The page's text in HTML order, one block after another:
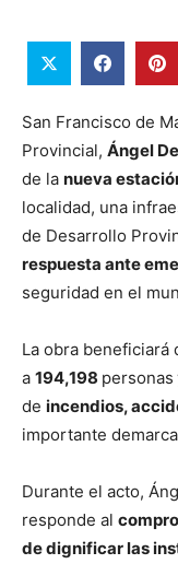
San Francisco de
Provincial, Ángel
de la nueva
localidad, una
de Desarrollo
respuesta ante
seguridad en el
La obra beneficiará
a 194,198 personas
de incendios,
importante
Durante el acto,
responde al
de dignificar las